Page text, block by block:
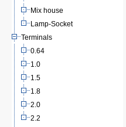
Mix house
Lamp-Socket
Terminals
0.64
1.0
1.5
1.8
2.0
2.2